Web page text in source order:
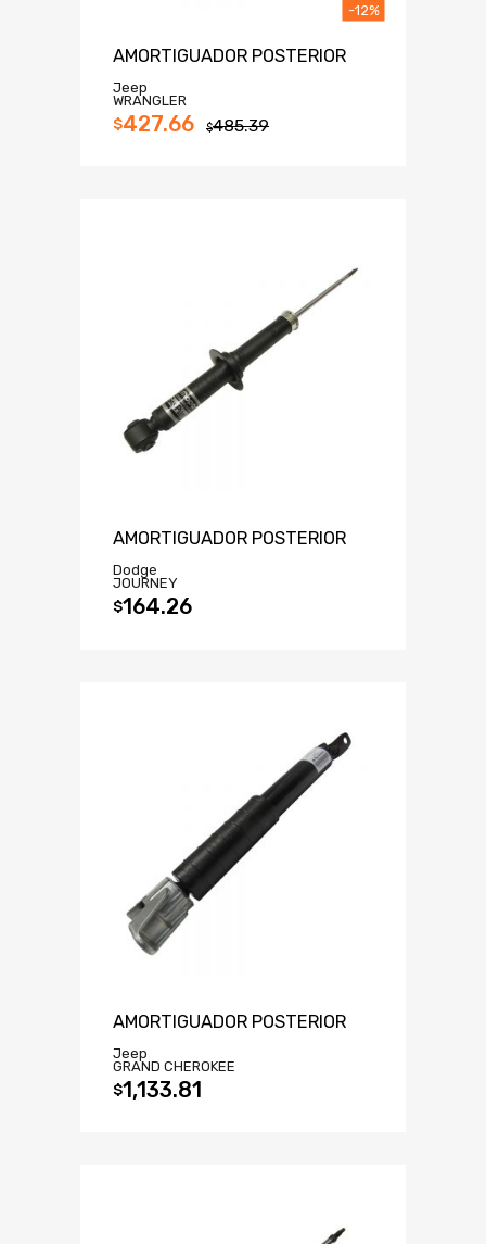
AMORTIGUADOR POSTERIOR
Jeep
WRANGLER
$485.39
$427.66
-12%
AMORTIGUADOR POSTERIOR
Dodge
JOURNEY
$164.26
AMORTIGUADOR POSTERIOR
Jeep
GRAND CHEROKEE
$1,133.81